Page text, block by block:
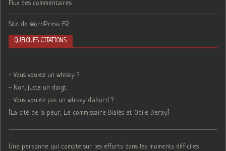
Flux des commentaires
Site de WordPress-FR
QUELQUES CITATIONS
- Vous voulez un whisky ?
- Non, juste un doigt.
- Vous voulez pas un whisky d'abord ?
[La cité de la peur, Le commissaire Bialès et Odile Deray.]
Une personne qui compte sur les efforts dans les moments difficiles